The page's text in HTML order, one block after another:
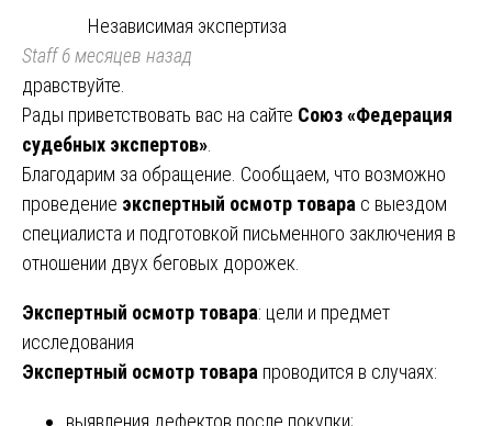
Независимая экспертиза
Staff6 месяцев назад
дравствуйте.
Рады приветствовать вас на сайте Союз «Федерация
судебных экспертов»
Благодарим за обращение. Сообщаем, что возможно
проведение экспертный осмотр товара с выездом
специалиста и подготовкой письменного заключения в
отношении двух беговых дорожек.
Экспертный осмотр товара: цели и предмет
исследования
Экспертный осмотр товара проводится в случаях:
выявления дефектов после покупки;